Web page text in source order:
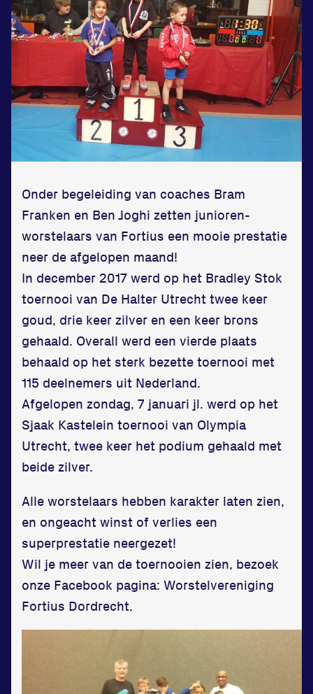
Zet een personal record
in onze gym
Fitness
Updates
Atleten
Vereniging
Contact
Locatie
Sportpark Reeweg
Halmaheiraplein 35
Bekijk locatie
Informatie
Privacy en cookies
Disclaimer
Onder begeleiding van coaches Bram
Franken en Ben Joghi zetten junioren-
worstelaars van Fortius een mooie prestatie
neer de afgelopen maand!
In december 2017 werd op het Bradley Stok
toernooi van De Halter Utrecht twee keer
goud, drie keer zilver en een keer brons
gehaald. Overall werd een vierde plaats
behaald op het sterk bezette toernooi met
115 deelnemers uit Nederland.
Afgelopen zondag, 7 januari jl. werd op het
Sjaak Kastelein toernooi van Olympia
Utrecht, twee keer het podium gehaald met
beide zilver.
Alle worstelaars hebben karakter laten zien,
en ongeacht winst of verlies een
superprestatie neergezet!
Wil je meer van de toernooien zien, bezoek
onze Facebook pagina: Worstelvereniging
Fortius Dordrecht.